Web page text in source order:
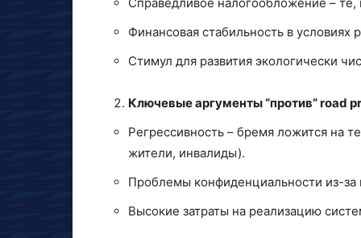
Финансовая стабильность в условиях
Стимул для развития экологически
Ключевые аргументы “против” road
Регрессивность – бремя ложится на
жители, инвалиды).
Проблемы конфиденциальности из-
Высокие затраты на реализацию